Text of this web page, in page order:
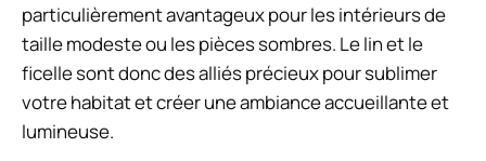
particulièrement avantageux pour les intérieurs de
taille modeste ou les pièces sombres. Le lin et le
ficelle sont donc des alliés précieux pour sublimer
votre habitat et créer une ambiance accueillante et
lumineuse.